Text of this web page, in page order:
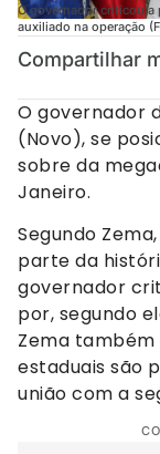
O governador criticou a
auxiliado na operação
Compartilhar
O governador
(Novo), se
sobre da
Janeiro.
Segundo
parte da
governador
por, segundo
Zema também
estaduais são
união com a